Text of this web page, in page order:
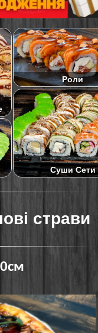
Роли
Суши Сети
страви